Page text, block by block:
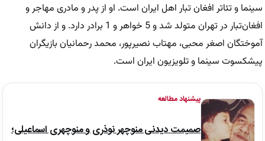
سینما و تئاتر افغان‌ تبار اهل ایران است. او از پدر و مادری مهاجر و
افغان‌تبار در تهران متولد شد و 5 خواهر و 1 برادر دارد. و از دانش
آموختگان اصغر محبی، مهتاب نصیرپور، محمد رحمانیان بازیگران
پیشکسوت سینما و تلویزیون ایران است.
پیشنهاد مطالعه
صمیمت دیدنی منوچهر نوذری و منوچهری اسماعیلی؛